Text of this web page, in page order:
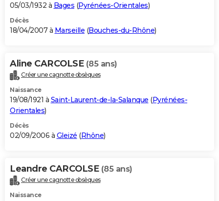
05/03/1932 à Bages (Pyrénées-Orientales)
Décès
18/04/2007 à Marseille (Bouches-du-Rhône)
Aline CARCOLSE (85 ans)
Créer une cagnotte obsèques
Naissance
19/08/1921 à Saint-Laurent-de-la-Salanque (Pyrénées-
Orientales)
Décès
02/09/2006 à Gleizé (Rhône)
Leandre CARCOLSE (85 ans)
Créer une cagnotte obsèques
Naissance